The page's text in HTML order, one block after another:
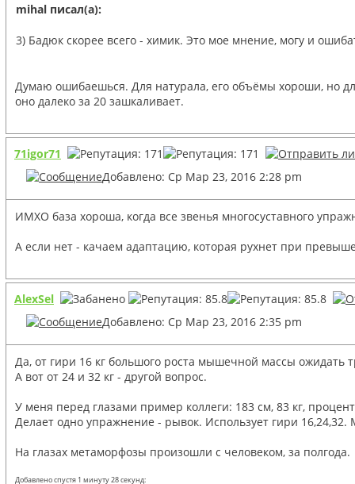
mihal писал(а):
3) Бадюк скорее всего - химик. Это мое мнение, могу и
Думаю ошибаешься. Для натурала, его объёмы хороши, но
оно далеко за 20 зашкаливает.
71igor71
Добавлено: Ср Мар 23, 2016 2:28 pm
ИМХО база хороша, когда все звенья многосуставного
А если нет - качаем адаптацию, которая рухнет при
AlexSel
Добавлено: Ср Мар 23, 2016 2:35 pm
Да, от гири 16 кг большого роста мышечной массы ожидать
А вот от 24 и 32 кг - другой вопрос.
У меня перед глазами пример коллеги: 183 см, 83 кг,
Делает одно упражнение - рывок. Использует гири
На глазах метаморфозы произошли с человеком, за полгода.
Добавлено спустя 1 минуту 28 секунд: